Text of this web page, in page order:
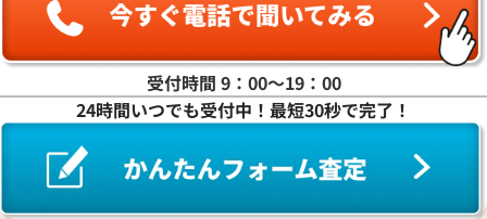
受付時間 9：00〜19：00
24時間いつでも受付中！最短30秒で完了！